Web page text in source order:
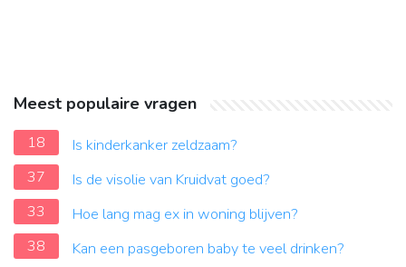
Meest populaire vragen
18
Is kinderkanker zeldzaam?
37
Is de visolie van Kruidvat goed?
33
Hoe lang mag ex in woning blijven?
38
Kan een pasgeboren baby te veel drinken?